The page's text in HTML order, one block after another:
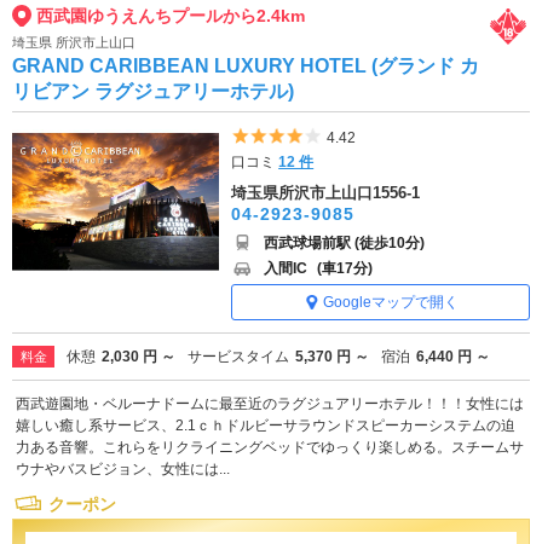
西武園ゆうえんちプールから2.4km
埼玉県 所沢市上山口
GRAND CARIBBEAN LUXURY HOTEL (グランド カ
リビアン ラグジュアリーホテル)
5つ星のうち4
4.42
口コミ12 件
埼玉県所沢市上山口1556-1
04-2923-9085
西武球場前駅 (徒歩10分)
入間IC (車17分)
Googleマップで開く
料金 休憩 2,030 円 ～ サービスタイム 5,370 円 ～ 宿泊 6,440 円 ～
西武遊園地・ベルーナドームに最至近のラグジュアリーホテル！！！女性には
嬉しい癒し系サービス、2.1ｃｈドルビーサラウンドスピーカーシステムの迫
力ある音響。これらをリクライニングベッドでゆっくり楽しめる。スチームサ
ウナやバスビジョン、女性には...
クーポン